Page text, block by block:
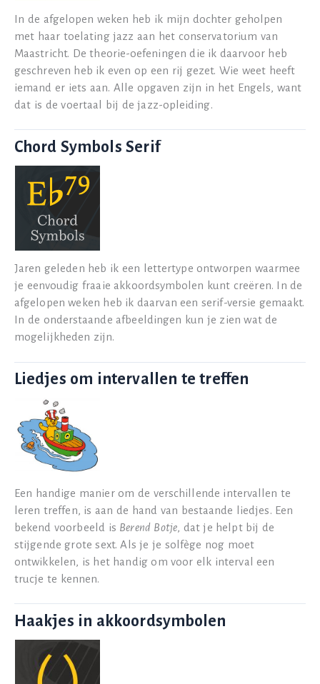
In de afgelopen weken heb ik mijn dochter geholpen
met haar toelating jazz aan het conservatorium van
Maastricht. De theorie-oefeningen die ik daarvoor heb
geschreven heb ik even op een rij gezet. Wie weet heeft
iemand er iets aan. Alle opgaven zijn in het Engels, want
dat is de voertaal bij de jazz-opleiding.
Chord Symbols Serif
Jaren geleden heb ik een lettertype ontworpen waarmee
je eenvoudig fraaie akkoordsymbolen kunt creëren. In de
afgelopen weken heb ik daarvan een serif-versie gemaakt.
In de onderstaande afbeeldingen kun je zien wat de
mogelijkheden zijn.
Liedjes om intervallen te treffen
Een handige manier om de verschillende intervallen te
leren treffen, is aan de hand van bestaande liedjes. Een
bekend voorbeeld is Berend Botje, dat je helpt bij de
stijgende grote sext. Als je je solfège nog moet
ontwikkelen, is het handig om voor elk interval een
trucje te kennen.
Haakjes in akkoordsymbolen